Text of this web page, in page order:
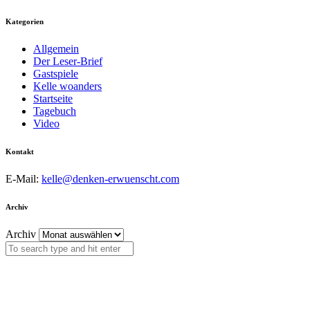
Kategorien
Allgemein
Der Leser-Brief
Gastspiele
Kelle woanders
Startseite
Tagebuch
Video
Kontakt
E-Mail: kelle@denken-erwuenscht.com
Archiv
Archiv